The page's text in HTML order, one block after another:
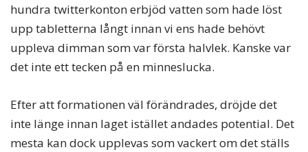
hundra twitterkonton erbjöd vatten som hade löst
upp tabletterna långt innan vi ens hade behövt
uppleva dimman som var första halvlek. Kanske var
det inte ett tecken på en minneslucka.
Efter att formationen väl förändrades, dröjde det
inte länge innan laget istället andades potential. Det
mesta kan dock upplevas som vackert om det ställs